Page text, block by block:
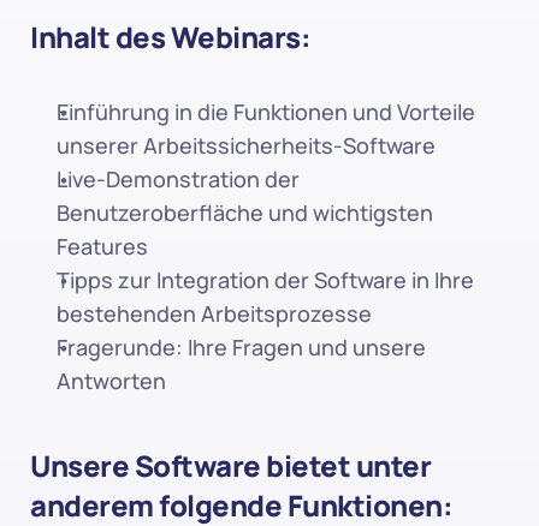
Inhalt des Webinars:
Einführung in die Funktionen und Vorteile
unserer Arbeitssicherheits-Software
Live-Demonstration der
Benutzeroberfläche und wichtigsten
Features
Tipps zur Integration der Software in Ihre
bestehenden Arbeitsprozesse
Fragerunde: Ihre Fragen und unsere
Antworten
Unsere Software bietet unter
anderem folgende Funktionen: